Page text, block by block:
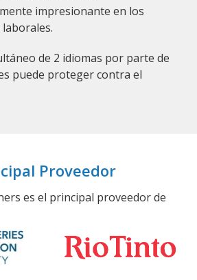
impresionante en los
de 2 idiomas por parte de
puede proteger contra el
Proveedor
es el principal proveedor de